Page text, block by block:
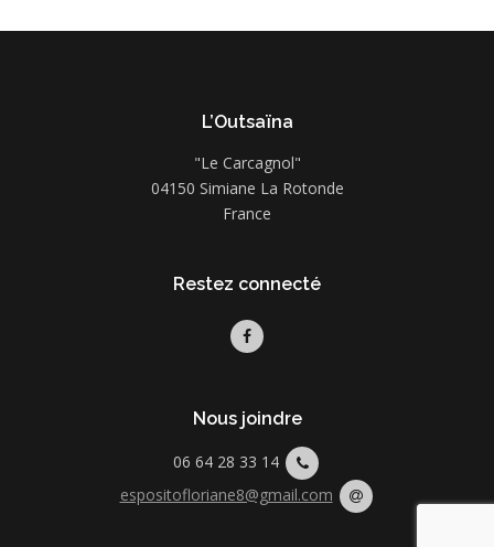
L’Outsaïna
"Le Carcagnol"
04150 Simiane La Rotonde
France
Restez connecté
Nous joindre
06 64 28 33 14
espositofloriane8@gmail.com